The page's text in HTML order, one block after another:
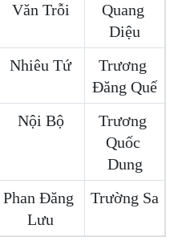
Văn Trỗi
Quang
Diệu
Nhiêu Tứ
Trương
Đăng Quế
Nội Bộ
Trương
Quốc
Dung
Phan Đăng
Lưu
Trường Sa